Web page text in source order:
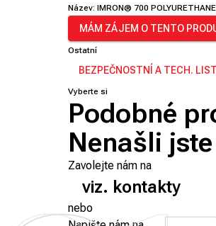
Název: IMRON® 700
MÁM ZÁJEM O TENTO
Ostatní
BEZPEČNOSTNÍ A TECH.
Vyberte si
Podobné
Nenašli
Zavolejte nám na
viz. kontakty
nebo